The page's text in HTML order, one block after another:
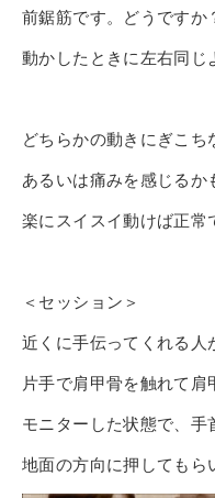
前鋸筋です。どうですか
動かしたときに左右同じ
どちらかの動きにぎこち
あるいは痛みを感じるか
楽にスイスイ動けば正常
＜セッション＞
近くに手伝ってくれる人
片手で肩甲骨を触れて肩
モニターした状態で、 手
地面の方向に押してもら